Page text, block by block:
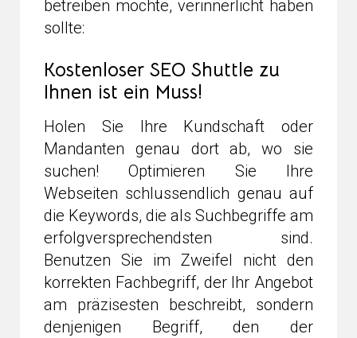
betreiben möchte, verinnerlicht haben
sollte:
Kostenloser SEO Shuttle zu
Ihnen ist ein Muss!
Holen Sie Ihre Kundschaft oder
Mandanten genau dort ab, wo sie
suchen! Optimieren Sie Ihre
Webseiten schlussendlich genau auf
die Keywords, die als Suchbegriffe am
erfolgversprechendsten sind.
Benutzen Sie im Zweifel nicht den
korrekten Fachbegriff, der Ihr Angebot
am präzisesten beschreibt, sondern
denjenigen Begriff, den der